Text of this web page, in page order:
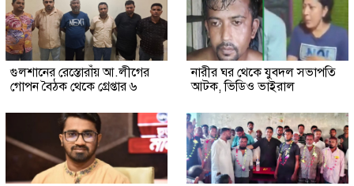
গুলশানের রেস্তোরাঁয় আ.লীগের
গোপন বৈঠক থেকে গ্রেপ্তার ৬
নারীর ঘর থেকে যুবদল সভাপতি
আটক, ভিডিও ভাইরাল